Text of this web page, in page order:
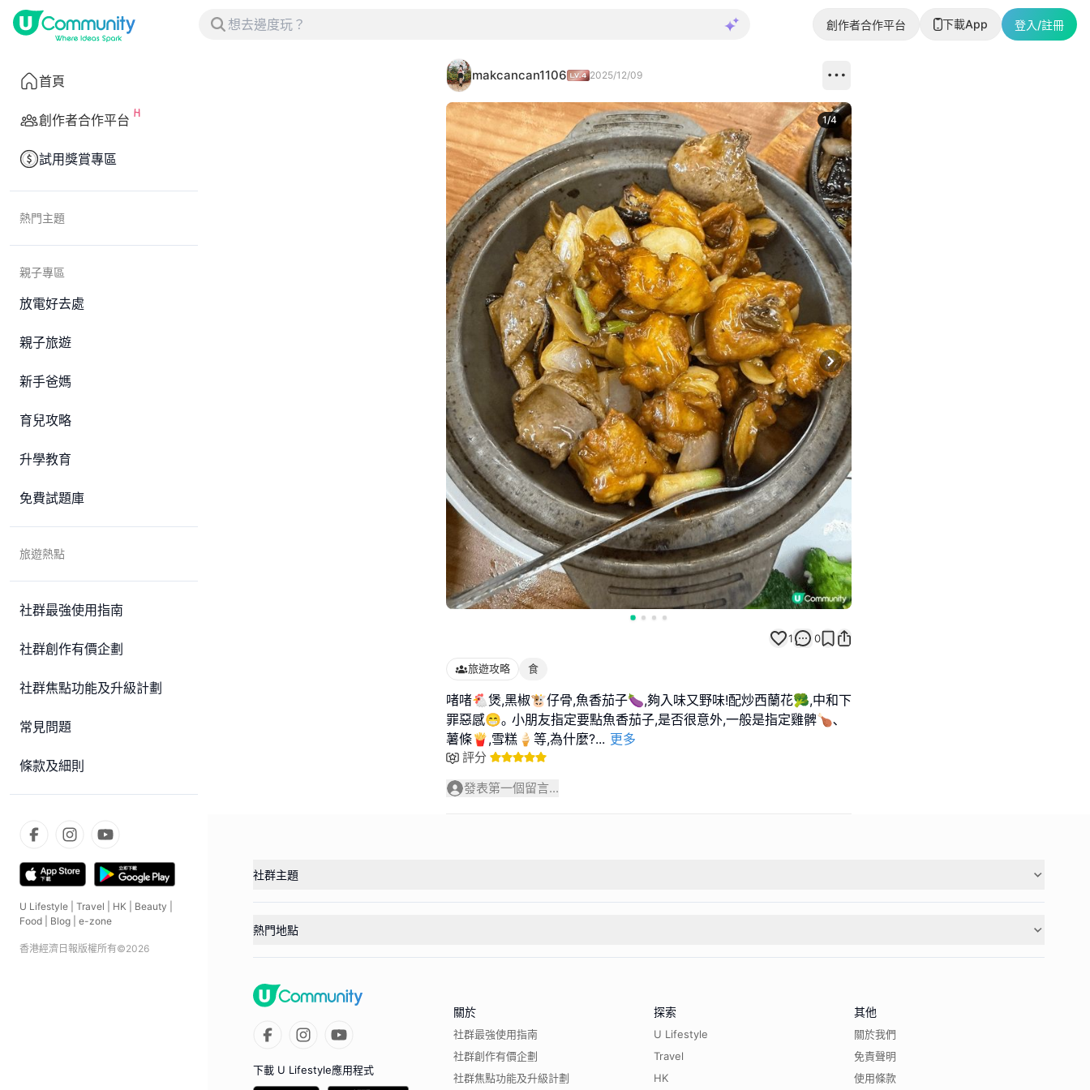
創作者合作平台 下載App 登入/註冊
首頁
創作者合作平台
試用獎賞專區
熱門主題
親子專區
放電好去處
親子旅遊
新手爸媽
育兒攻略
升學教育
免費試題庫
旅遊熱點
社群最強使用指南
社群創作有價企劃
社群焦點功能及升級計劃
常見問題
條款及細則
U Lifestyle Travel HK Beauty
Food
Blog e-zone
香港經濟日報版權所有©2026
makcancan1106 2025/12/09
Next slide
1/4
1 0
旅遊攻略 食
啫啫🐔煲,黑椒🐮仔骨,魚香茄子🍆,夠入味又野味!配炒西蘭花🥦,中和下
罪惡感😁｡ 小朋友指定要點魚香茄子,是否很意外,一般是指定雞髀🍗､
薯條🍟,雪糕🍦等,為什麼?... 更多
評分
發表第一個留言...
社群主題
熱門地點
下載 U Lifestyle應用程式
關於
社群最強使用指南
社群創作有價企劃
社群焦點功能及升級計劃
探索
U Lifestyle
Travel
HK
其他
關於我們
免責聲明
使用條款